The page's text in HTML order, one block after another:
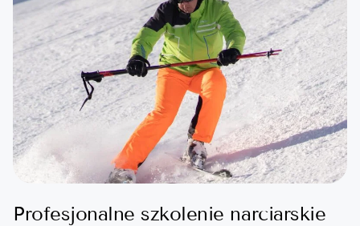
Profesjonalne szkolenie narciarskie